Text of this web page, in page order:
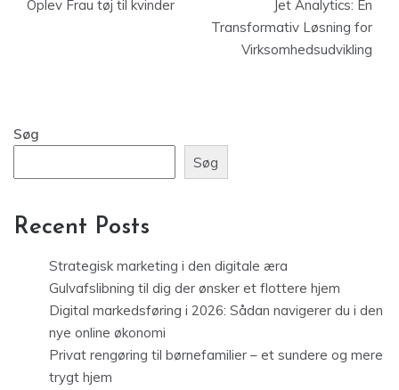
Oplev Frau tøj til kvinder
Jet Analytics: En
Transformativ Løsning for
Virksomhedsudvikling
Søg
Søg
Recent Posts
Strategisk marketing i den digitale æra
Gulvafslibning til dig der ønsker et flottere hjem
Digital markedsføring i 2026: Sådan navigerer du i den
nye online økonomi
Privat rengøring til børnefamilier – et sundere og mere
trygt hjem